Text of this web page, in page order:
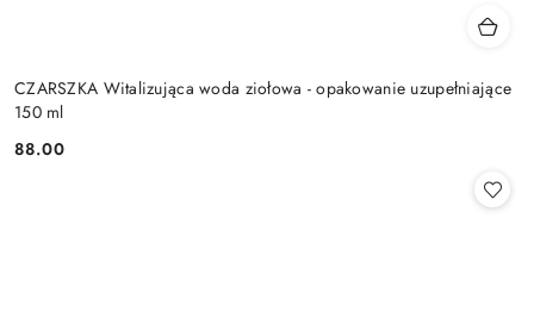
CZARSZKA Witalizująca woda ziołowa - opakowanie uzupełniające
150 ml
Cena:
88.00